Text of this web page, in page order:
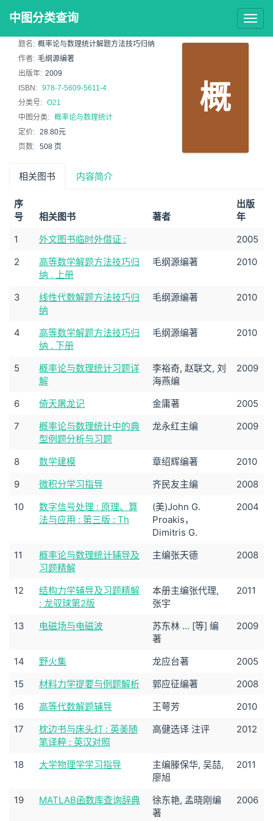
中图分类查询
概
题名: 概率论与数理统计解题方法技巧归纳
作者: 毛纲源编著
出版年: 2009
ISBN: 978-7-5609-5611-4
分类号: O21
中图分类: 概率论与数理统计
定价: 28.80元
页数: 508 页
相关图书 内容简介
序
号
相关图书 著者
出版
年
1
外文图书临时外借证 :
2005
2
高等数学解题方法技巧归
纳 . 上册
毛纲源编著 2010
3
线性代数解题方法技巧归
纳
毛纲源编著 2010
4
高等数学解题方法技巧归
纳 . 下册
毛纲源编著 2010
5
概率论与数理统计习题详
解
李裕奇, 赵联文, 刘
海燕编
2009
6 倚天屠龙记 金庸著
2005
7
概率论与数理统计中的典
型例题分析与习题
龙永红主编 2009
8 数学建模 章绍辉编著
2010
9
微积分学习指导 齐民友主编
2008
10
数字信号处理 : 原理、算
法与应用 : 第三版 : Th
(美)John G.
Proakis，
Dimitris G.
2004
11
概率论与数理统计辅导及
习题精解
主编张天德 2008
12
结构力学辅导及习题精解
: 龙驭球第2版
本册主编张代理,
张宇
2011
13 电磁场与电磁波
苏东林 ... [等] 编
著
2009
14 野火集 龙应台著
2005
15
材料力学提要与例题解析 郭应征编著
2008
16
高等代数解题辅导 王萼芳
2010
17
枕边书与床头灯 : 英美随
笔译粹 : 英汉对照
高健选译 注评 2012
18 大学物理学学习指导
主编滕保华, 吴喆,
廖旭
2011
19 MATLAB函数库查询辞典
徐东艳, 孟晓刚编
著
2006